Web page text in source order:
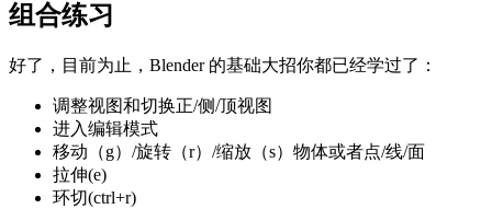
组合练习
好了，目前为止，Blender 的基础大招你都已经学过了：
调整视图和切换正/侧/顶视图
进入编辑模式
移动（g）/旋转（r）/缩放（s）物体或者点/线/面
拉伸(e)
环切(ctrl+r)